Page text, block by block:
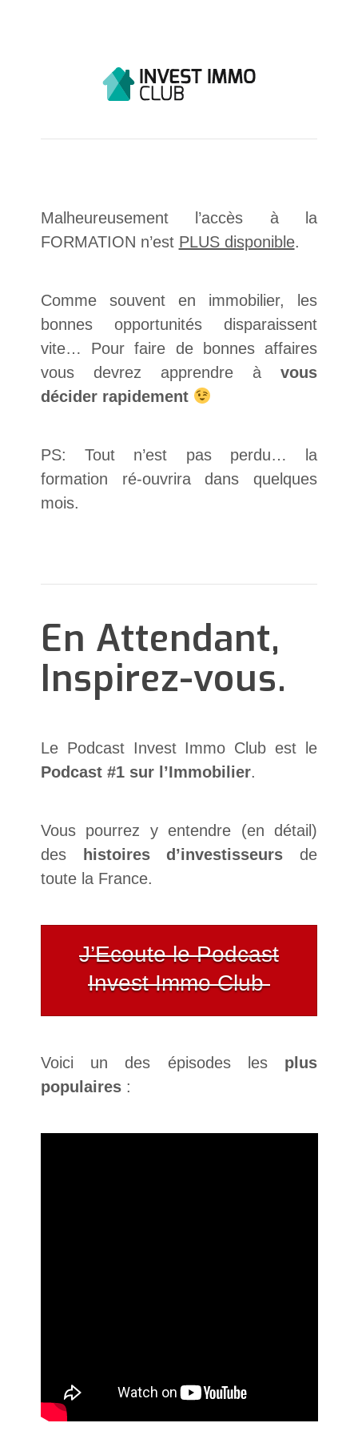
Malheureusement l’accès à la
FORMATION n’est PLUS disponible.
Comme souvent en immobilier, les
bonnes opportunités disparaissent
vite… Pour faire de bonnes affaires
vous devrez apprendre àvous
décider rapidement
PS: Tout n’est pas perdu… la
formation ré-ouvrira dans quelques
mois.
En Attendant,
Inspirez-vous.
Le Podcast Invest Immo Club est le
Podcast #1 sur l’Immobilier.
Vous pourrez y entendre (en détail)
des histoires d’investisseurs de
toute la France.
J’Ecoute le Podcast
Invest Immo Club
Voici un des épisodes les plus
populaires: